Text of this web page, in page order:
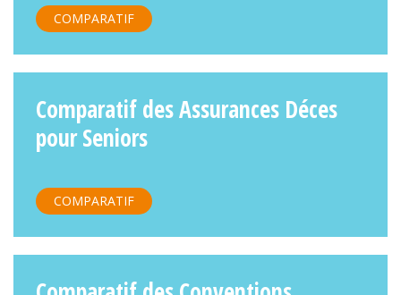
COMPARATIF
Comparatif des Assurances Déces
pour Seniors
COMPARATIF